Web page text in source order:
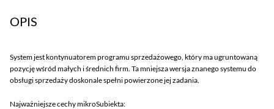
OPIS
System jest kontynuatorem programu sprzedażowego, który ma ugruntowaną
pozycję wśród małych i średnich firm. Ta mniejsza wersja znanego systemu do
obsługi sprzedaży doskonale spełni powierzone jej zadania.
Najważniejsze cechy mikroSubiekta: